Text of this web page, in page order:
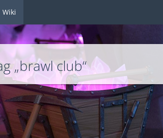
Wiki
„brawl club“